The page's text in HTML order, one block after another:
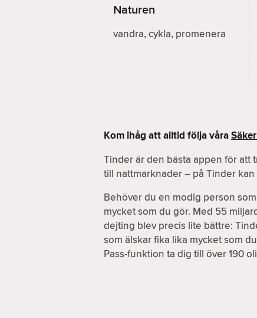
Naturen
vandra, cykla, promenera
Kom ihåg att alltid följa våra
Tinder är den bästa appen för att
till nattmarknader – på Tinder
Behöver du en modig person
mycket som du gör. Med 55
dejting blev precis lite bättre:
som älskar fika lika mycket som
Pass-funktion ta dig till över 190